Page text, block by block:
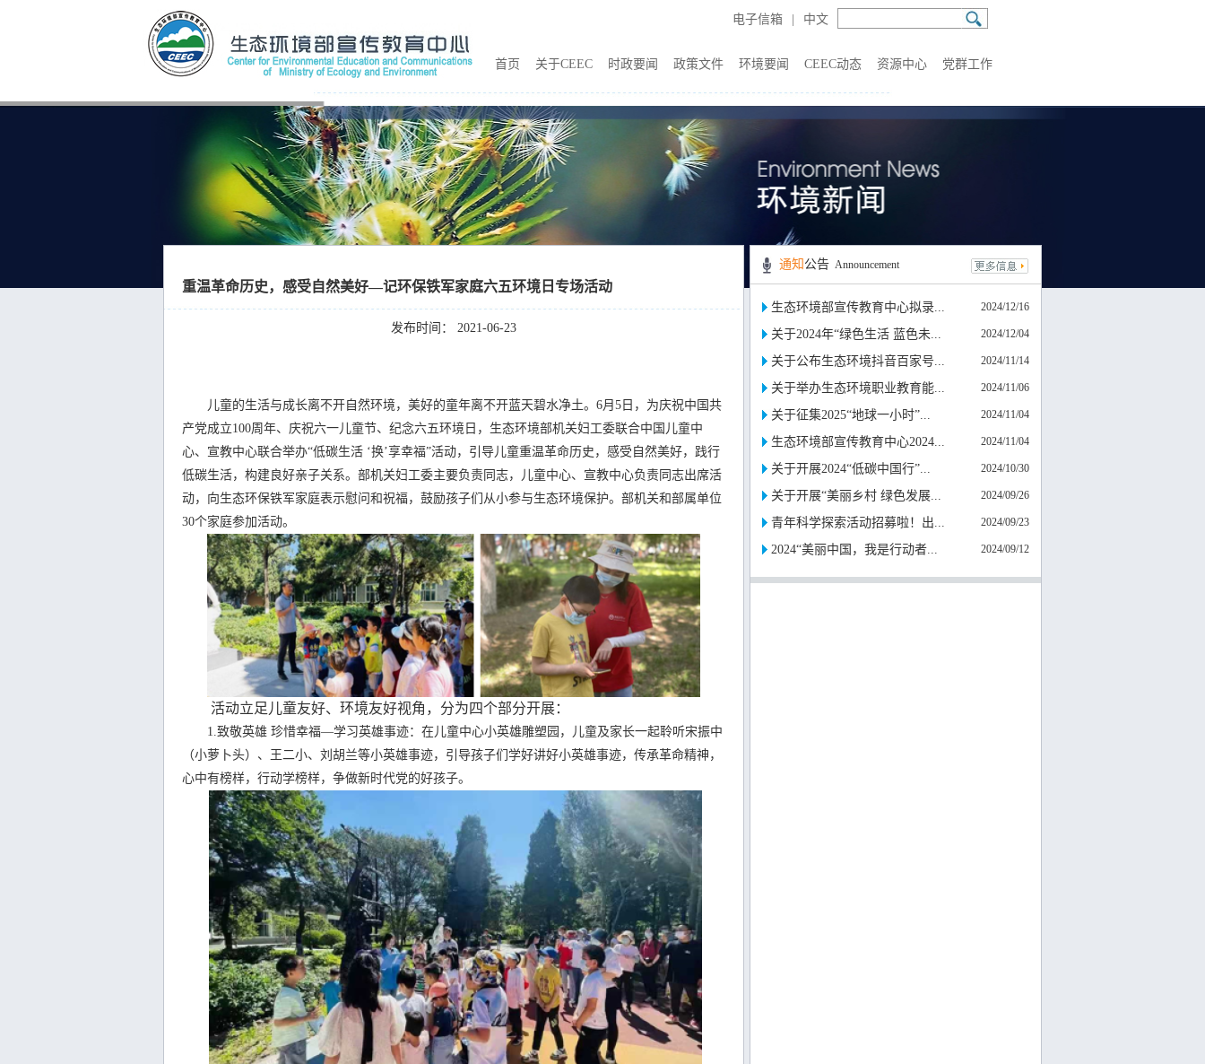
电子信箱 中文
首页 关于CEEC 时政要闻 政策文件 环境要闻 CEEC动态 资源中心 党群工作
重温革命历史，感受自然美好—记环保铁军家庭六五环境日专场活动
发布时间： 2021-06-23
儿童的生活与成长离不开自然环境，美好的童年离不开蓝天碧水净土。6月5日，为庆祝中国共
产党成立100周年、庆祝六一儿童节、纪念六五环境日，生态环境部机关妇工委联合中国儿童中
心、宣教中心联合举办“低碳生活 ‘换’享幸福”活动，引导儿童重温革命历史，感受自然美好，践行
低碳生活，构建良好亲子关系。部机关妇工委主要负责同志，儿童中心、宣教中心负责同志出席活
动，向生态环保铁军家庭表示慰问和祝福，鼓励孩子们从小参与生态环境保护。部机关和部属单位
30个家庭参加活动。
活动立足儿童友好、环境友好视角，分为四个部分开展：
1.致敬英雄 珍惜幸福—学习英雄事迹：在儿童中心小英雄雕塑园，儿童及家长一起聆听宋振中
（小萝卜头）、王二小、刘胡兰等小英雄事迹，引导孩子们学好讲好小英雄事迹，传承革命精神，
心中有榜样，行动学榜样，争做新时代党的好孩子。
通知 公告 Announcement
2024/12/16
生态环境部宣传教育中心拟录...
2024/12/04
关于2024年“绿色生活 蓝色未...
2024/11/14
关于公布生态环境抖音百家号...
2024/11/06
关于举办生态环境职业教育能...
2024/11/04
关于征集2025“地球一小时”...
2024/11/04
生态环境部宣传教育中心2024...
2024/10/30
关于开展2024“低碳中国行”...
2024/09/26
关于开展“美丽乡村 绿色发展...
2024/09/23
青年科学探索活动招募啦！出...
2024/09/12
2024“美丽中国，我是行动者...